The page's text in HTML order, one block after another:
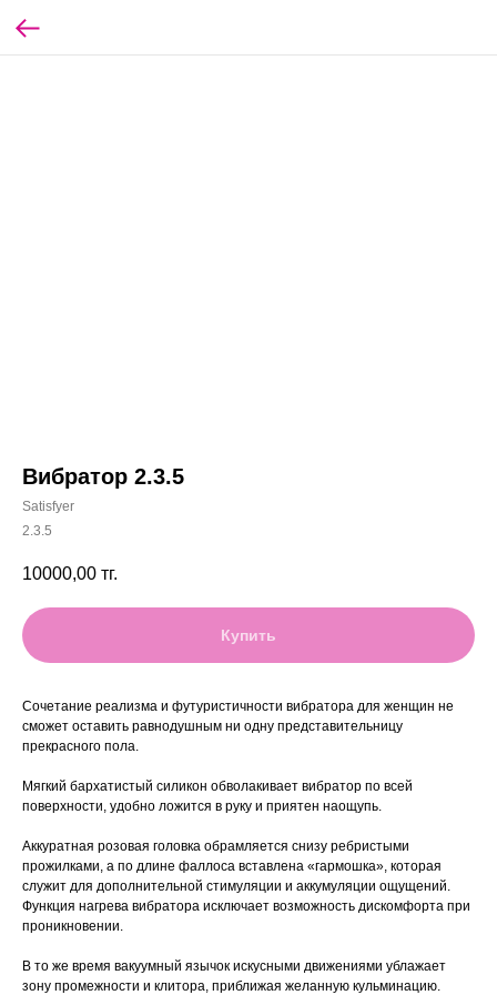
Вибратор 2.3.5
Satisfyer
2.3.5
10000,00 тг.
Купить
Сочетание реализма и футуристичности вибратора для женщин не
сможет оставить равнодушным ни одну представительницу
прекрасного пола.
Мягкий бархатистый силикон обволакивает вибратор по всей
поверхности, удобно ложится в руку и приятен наощупь.
Аккуратная розовая головка обрамляется снизу ребристыми
прожилками, а по длине фаллоса вставлена «гармошка», которая
служит для дополнительной стимуляции и аккумуляции ощущений.
Функция нагрева вибратора исключает возможность дискомфорта при
проникновении.
В то же время вакуумный язычок искусными движениями ублажает
зону промежности и клитора, приближая желанную кульминацию.